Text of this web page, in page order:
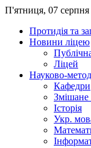
П'ятниця, 07
Протидія та
Новини ліцею
Ліцей
Науково-
Кафедри
Змішане
Історія
Укр.